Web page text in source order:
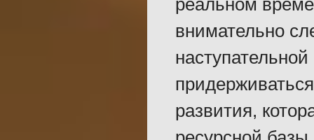
реальном
внимательно
развития,